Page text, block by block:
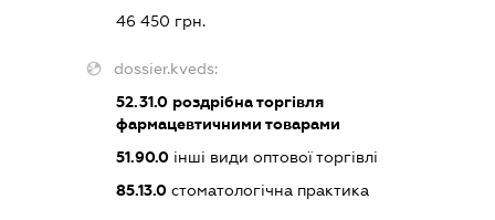
46 450 грн.
dossier.kveds:
52.31.0 роздрібна торгівля
фармацевтичними товарами
51.90.0 інші види оптової торгівлі
85.13.0 стоматологічна практика